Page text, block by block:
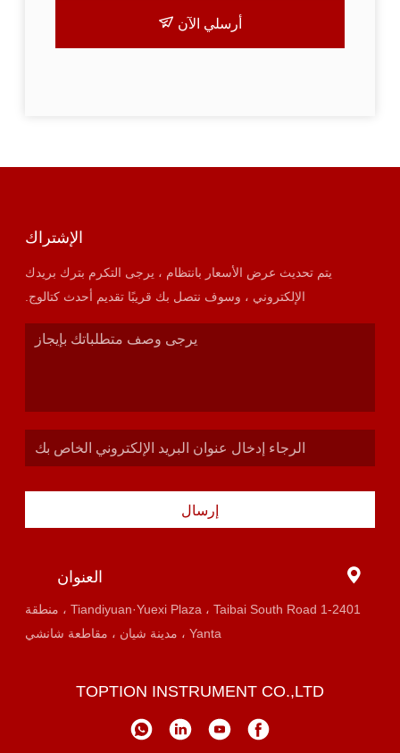
أرسلي الآن
الإشتراك
يتم تحديث عرض الأسعار بانتظام ، يرجى التكرم بترك بريدك
الإلكتروني ، وسوف نتصل بك قريبًا تقديم أحدث كتالوج.
إرسال
العنوان
1-2401 Tiandiyuan·Yuexi Plaza ، Taibai South Road ، منطقة
Yanta ، مدينة شيان ، مقاطعة شانشي
TOPTION INSTRUMENT CO.,LTD